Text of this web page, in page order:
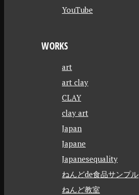
YouTube
WORKS
art
art clay
CLAY
clay art
Japan
Japane
Japanesequality
ねんどde食品サンプル
ねんど教室